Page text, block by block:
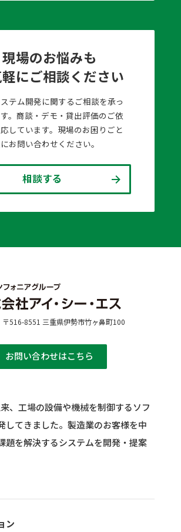
現場のお悩みも
にご相談ください
テム開発に関するご相談を承っ
。商談・デモ・貸出評価のご依
しています。現場のお困りごと
お問い合わせください。
相談する
〒516-8551 三重県伊勢市竹ヶ鼻町100
お問い合わせはこちら
、工場の設備や機械を制御するソフ
してきました。 製造業のお客様を中
題を解決するシステムを開発・提案
ン